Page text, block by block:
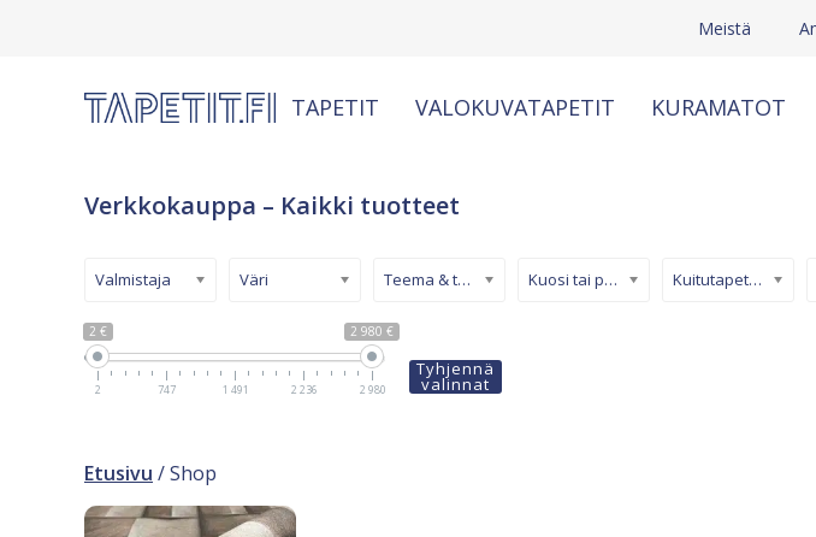
Meistä
TAPETIT VALOKUVATAPETIT KURAMATOT
Verkkokauppa – Kaikki tuotteet
2 € 2 980 €
2 747 1 491 2 236 2 980
Valmistaja Väri Teema & tyyli Kuosi tai pinta Kuitutapetti (non-woven)
Tyhjennä
valinnat
Etusivu / Shop